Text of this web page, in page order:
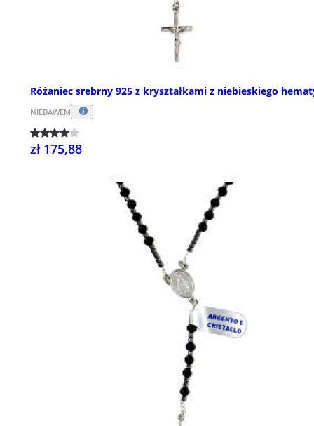
Różaniec srebrny 925 z kryształkami z niebieskiego
NIEBAWEM
zł 175,88